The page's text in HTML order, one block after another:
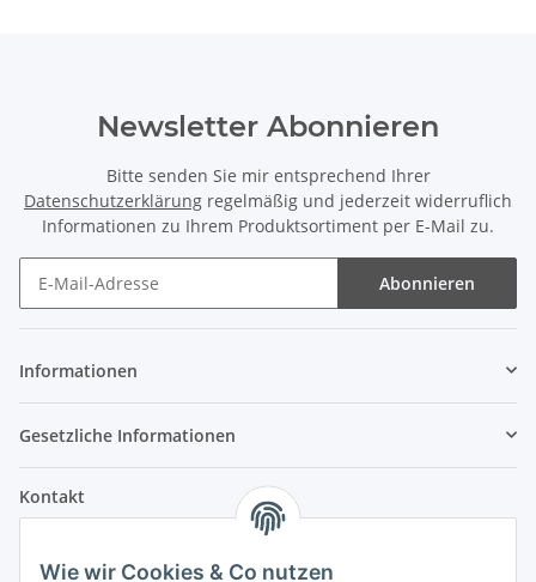
Newsletter Abonnieren
Bitte senden Sie mir entsprechend Ihrer
Datenschutzerklärung regelmäßig und jederzeit widerruflich
Informationen zu Ihrem Produktsortiment per E-Mail zu.
Abonnieren
Informationen
Gesetzliche Informationen
Kontakt
Wie wir Cookies & Co nutzen